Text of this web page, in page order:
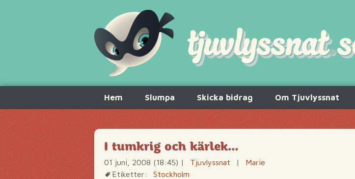
innehåll
Hem Slumpa Skicka bidrag Om Tjuvlyssnat
I tumkrig och kärlek…
01 juni, 2008 (18:45) | Tjuvlyssnat |
Marie
Etiketter:
Stockholm